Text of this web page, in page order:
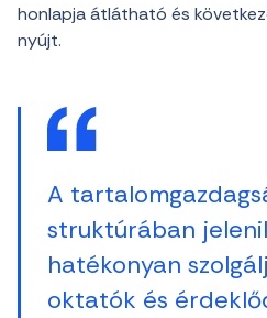
honlapja átlátható és
nyújt.
A
struktúrában
hatékonyan
oktatók és